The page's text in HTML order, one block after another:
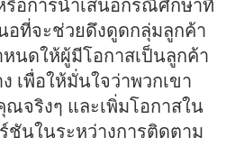
อการนำเสนอกรณีศึกษาที่
อที่จะช่วยดึงดูดกลุ่มลูกค้า
นดให้ผู้มีโอกาสเป็นลูกค้า
เพื่อให้มั่นใจว่าพวกเขา
จริงๆ และเพิ่มโอกาสใน
ชันในระหว่างการติดตาม